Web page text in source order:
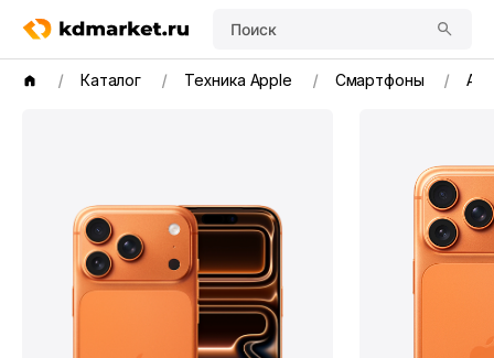
Поиск
Каталог Техника Apple Смартфоны